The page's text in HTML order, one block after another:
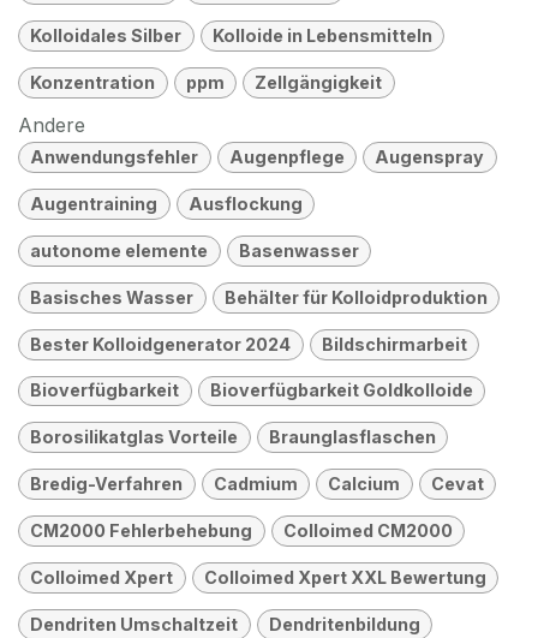
Kolloidales Silber Kolloide in Lebensmitteln
Konzentration ppm Zellgängigkeit
Andere
Anwendungsfehler Augenpflege Augenspray
Augentraining Ausflockung
autonome elemente Basenwasser
Basisches Wasser Behälter für Kolloidproduktion
Bester Kolloidgenerator 2024 Bildschirmarbeit
Bioverfügbarkeit Bioverfügbarkeit Goldkolloide
Borosilikatglas Vorteile Braunglasflaschen
Bredig-Verfahren Cadmium Calcium Cevat
CM2000 Fehlerbehebung Colloimed CM2000
Colloimed Xpert Colloimed Xpert XXL Bewertung
Dendriten Umschaltzeit Dendritenbildung